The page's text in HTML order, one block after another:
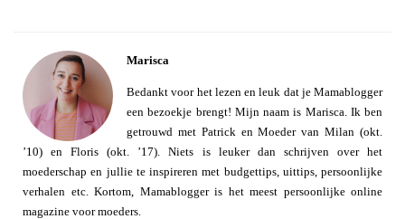
Marisca
Bedankt voor het lezen en leuk dat je Mamablogger
een bezoekje brengt! Mijn naam is Marisca. Ik ben
getrouwd met Patrick en Moeder van Milan (okt.
’10) en Floris (okt. ’17). Niets is leuker dan schrijven over het
moederschap en jullie te inspireren met budgettips, uittips, persoonlijke
verhalen etc. Kortom, Mamablogger is het meest persoonlijke online
magazine voor moeders.